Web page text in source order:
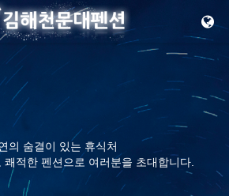
메뉴 건너뛰기
의 숨결이 있는 휴식처
쾌적한 펜션으로 여러분을 초대합니다.